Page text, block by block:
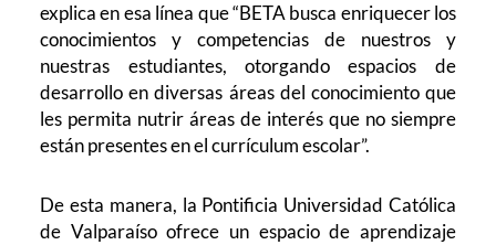
explica en esa línea que “BETA busca enriquecer los
conocimientos y competencias de nuestros y
nuestras estudiantes, otorgando espacios de
desarrollo en diversas áreas del conocimiento que
les permita nutrir áreas de interés que no siempre
están presentes en el currículum escolar”.
De esta manera, la Pontificia Universidad Católica
de Valparaíso ofrece un espacio de aprendizaje